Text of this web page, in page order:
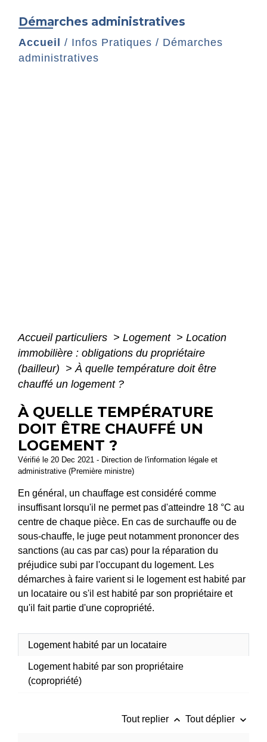
Démarches administratives
Accueil / Infos Pratiques / Démarches
administratives
Accueil particuliers > Logement > Location
immobilière : obligations du propriétaire
(bailleur) > À quelle température doit être
chauffé un logement ?
À QUELLE TEMPÉRATURE
DOIT ÊTRE CHAUFFÉ UN
LOGEMENT ?
Vérifié le 20 Dec 2021 - Direction de l'information légale et
administrative (Première ministre)
En général, un chauffage est considéré comme
insuffisant lorsqu'il ne permet pas d'atteindre 18 °C au
centre de chaque pièce. En cas de surchauffe ou de
sous-chauffe, le juge peut notamment prononcer des
sanctions (au cas par cas) pour la réparation du
préjudice subi par l'occupant du logement. Les
démarches à faire varient si le logement est habité par
un locataire ou s'il est habité par son propriétaire et
qu'il fait partie d'une copropriété.
Logement habité par un locataire
Logement habité par son propriétaire
(copropriété)
Tout replier keyboard_arrow_up Tout déplier keyboard_arrow_down